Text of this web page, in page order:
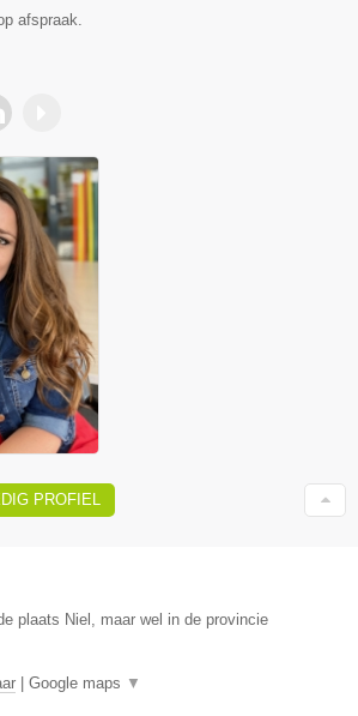
afspraak.
PROFIEL
plaats Niel, maar wel in de provincie
Google maps ▼